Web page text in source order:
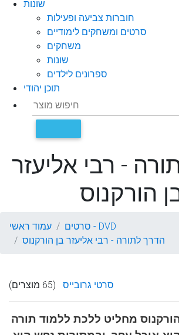
שונות
חוברות צביעה ופעילות
סרטים ומשחקים לימודיים
משחקים
שונות
ספרונים לילדים
תוכן יהודי
- רבי אליעזר
הורקנוס
עמוד ראשי
סרטים - DVD
הדרך לתורה - רבי אליעזר בן הורקנוס
סרטי גרובייס (65 מוצרים)
מחליט ללכת ללמוד תורה